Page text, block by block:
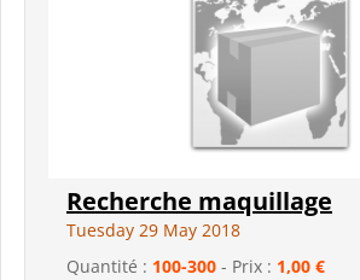
Recherche maquillage
Tuesday 29 May 2018
Quantité : 100-300 - Prix : 1,00 €